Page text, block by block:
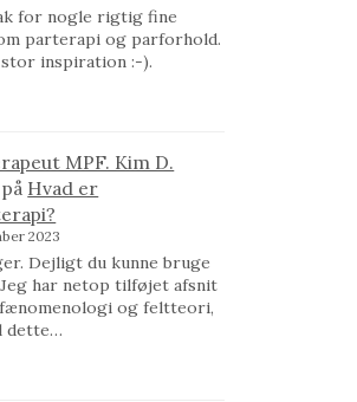
for nogle rigtig fine
parterapi og parforhold.
inspiration :-).
MPF. Kim D.
på Hvad er
2023
Dejligt du kunne bruge
har netop tilføjet afsnit
fænomenologi og feltteori,
dette…